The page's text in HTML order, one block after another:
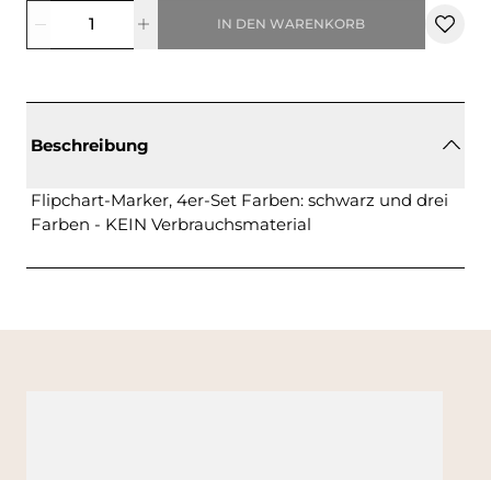
IN DEN WARENKORB
Beschreibung
Flipchart-Marker, 4er-Set Farben: schwarz und drei
Farben - KEIN Verbrauchsmaterial